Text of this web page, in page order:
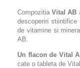
CompozitiaVital AB
descoperiri
de vitamine si
AB.
Un flacon de Vital
cate o tableta de